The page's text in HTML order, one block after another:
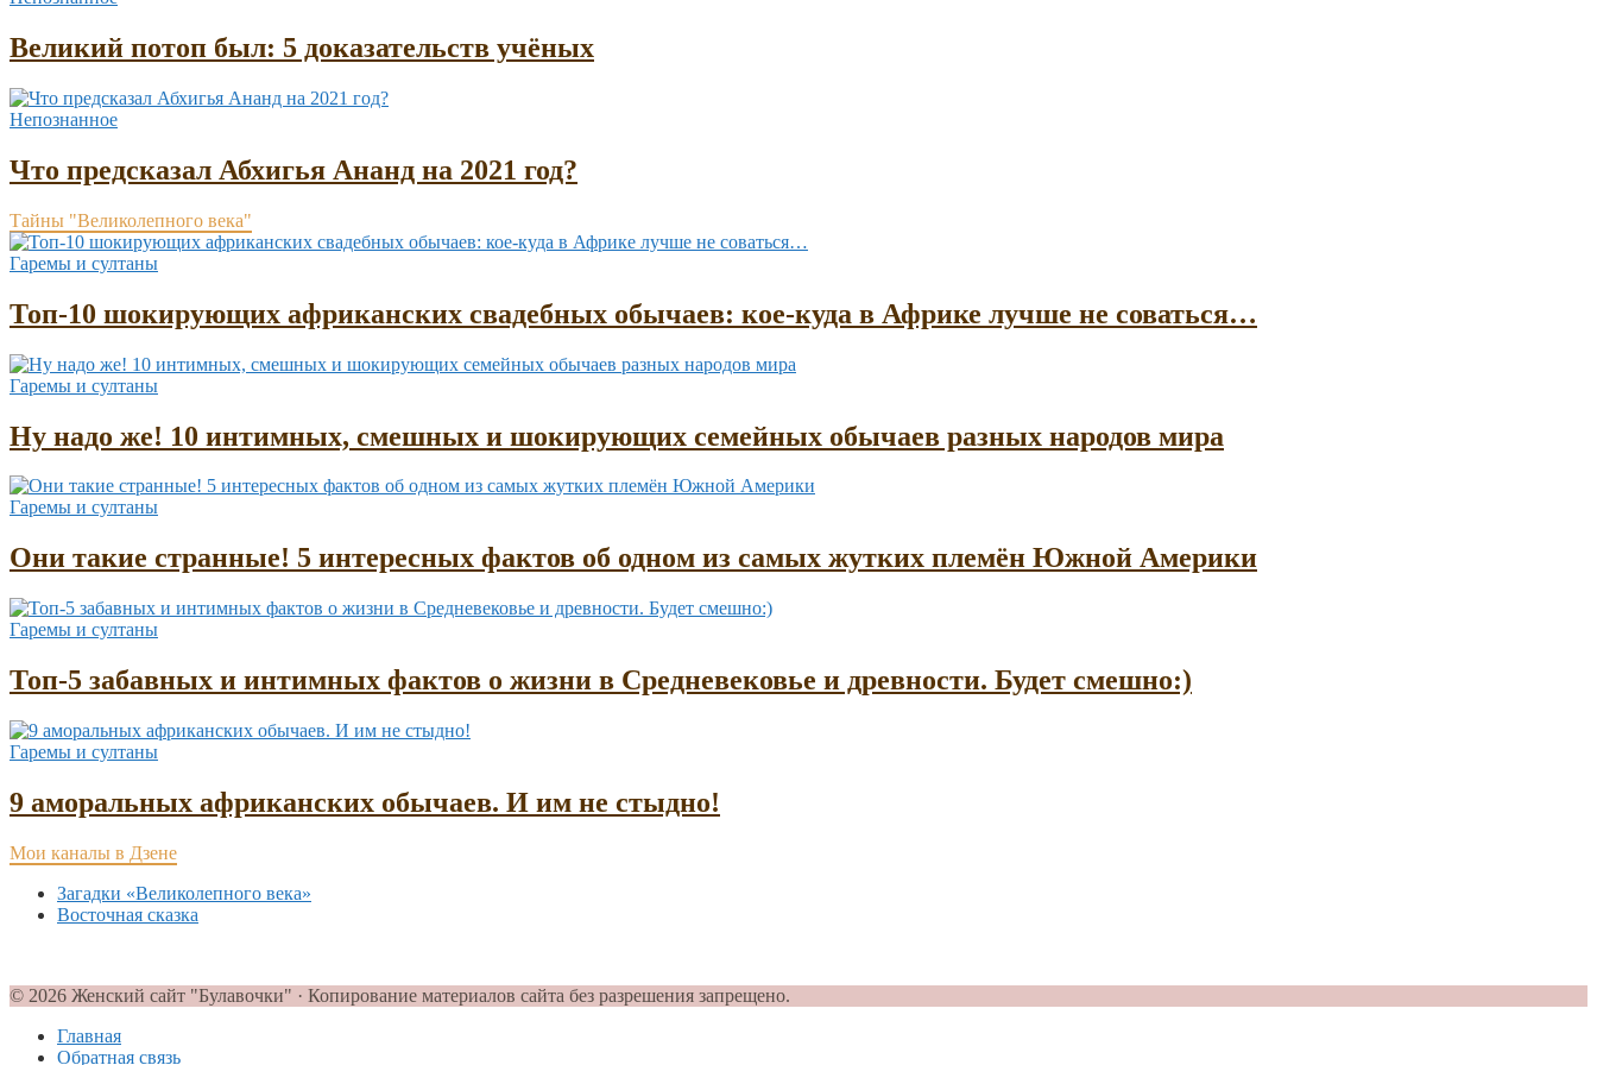
Великий потоп был: 5 доказательств учёных
Непознанное
Что предсказал Абхигья Ананд на 2021 год?
Тайны "Великолепного века"
Гаремы и султаны
Топ-10 шокирующих африканских свадебных обычаев: кое-куда в Африке лучше не соваться…
Гаремы и султаны
Ну надо же! 10 интимных, смешных и шокирующих семейных обычаев разных народов мира
Гаремы и султаны
Они такие странные! 5 интересных фактов об одном из самых жутких племён Южной Америки
Гаремы и султаны
Топ-5 забавных и интимных фактов о жизни в Средневековье и древности. Будет смешно:)
Гаремы и султаны
9 аморальных африканских обычаев. И им не стыдно!
Мои каналы в Дзене
Загадки «Великолепного века»
Восточная сказка
© 2026 Женский сайт "Булавочки" · Копирование материалов сайта без разрешения запрещено.
Главная
Обратная связь